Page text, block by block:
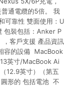
通電纜的5倍。 我
可靠性 雙面使用：U
包裝包括：Anker P
客戶支援 產品資訊
容的設備 ‎ MacBook
英寸/MacBook Ai
12.9英寸）（第五
形的 包括電池 ‎ 不